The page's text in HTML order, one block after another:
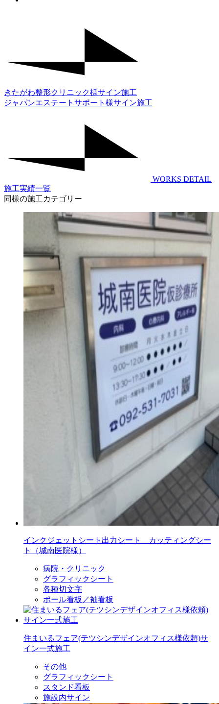
きたがわ整形クリニック様サイン施工
ジャパンエステートサポート様サイン施工
WORKS DETAIL
施工実績一覧
同様の施工カテゴリー
インクジェットシート出力シート カッティングシー
ト（城南医院様）
病院・クリニック
グラフィックシート
各種切文字
ポール看板／袖看板
住まいるフェア(テツシンデザインオフィス様依頼)サ
イン一式施工
その他
グラフィックシート
スタンド看板
施設内サイン